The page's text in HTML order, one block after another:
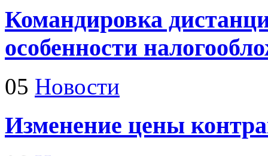
Командировка
особенности
05 Новости
Изменение цены